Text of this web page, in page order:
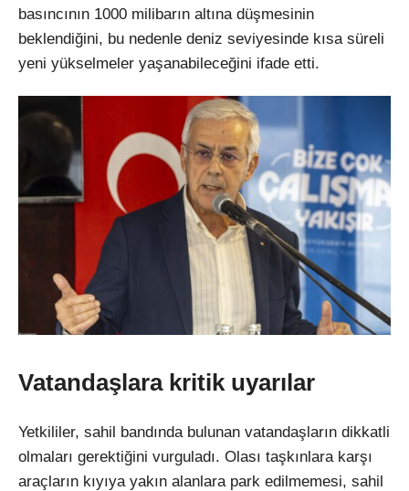
basıncının 1000 milibarın altına düşmesinin
beklendiğini, bu nedenle deniz seviyesinde kısa süreli
yeni yükselmeler yaşanabileceğini ifade etti.
Vatandaşlara kritik uyarılar
Yetkililer, sahil bandında bulunan vatandaşların dikkatli
olmaları gerektiğini vurguladı. Olası taşkınlara karşı
araçların kıyıya yakın alanlara park edilmemesi, sahil